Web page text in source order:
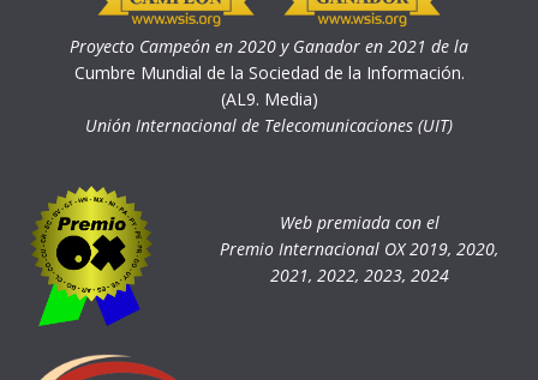
Proyecto Campeón en 2020 y Ganador en 2021 de la
Cumbre Mundial de la Sociedad de la Información.
(AL9. Media)
Unión Internacional de Telecomunicaciones (UIT)
Web premiada con el
Premio Internacional OX 2019, 2020,
2021, 2022, 2023, 2024